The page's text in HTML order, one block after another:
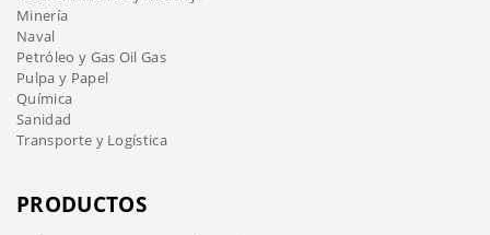
Minería
Naval
Petróleo y Gas Oil Gas
Pulpa y Papel
Química
Sanidad
Transporte y Logística
PRODUCTOS